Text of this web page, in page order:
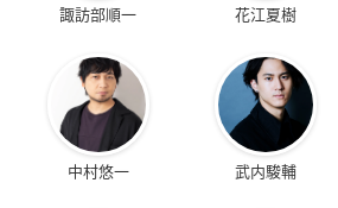
諏訪部順一 花江夏樹
中村悠一 武内駿輔